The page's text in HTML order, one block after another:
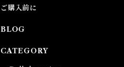
ご購入前に
BLOG
CATEGORY